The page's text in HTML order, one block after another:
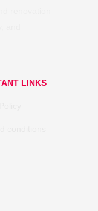
LINKS